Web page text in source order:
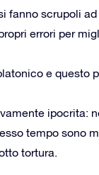
fanno scrupoli
errori per
e questo
ipocrita:
tempo sono
tortura.